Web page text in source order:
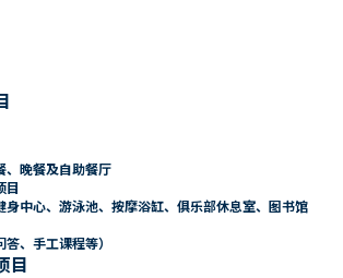
、晚餐及自助餐厅
目
身中心、游泳池、按摩浴缸、俱乐部休息室、图书馆
、手工课程等）
目